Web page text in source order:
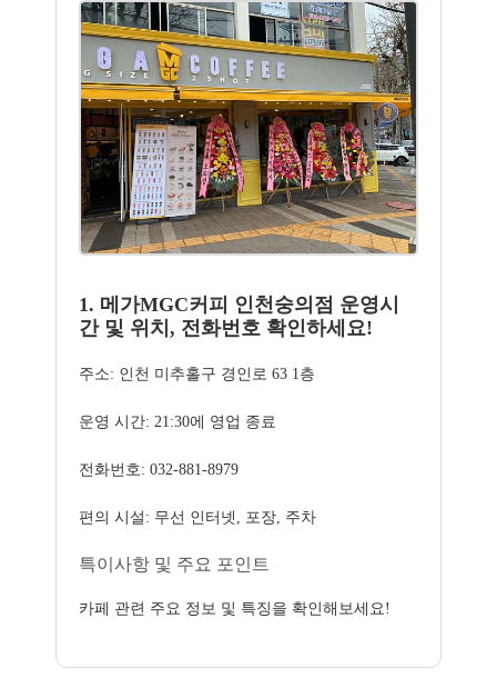
1. 메가MGC커피 인천숭의점 운영시
간 및 위치, 전화번호 확인하세요!
주소: 인천 미추홀구 경인로 63 1층
운영 시간: 21:30에 영업 종료
전화번호: 032-881-8979
편의 시설: 무선 인터넷, 포장, 주차
특이사항 및 주요 포인트
카페 관련 주요 정보 및 특징을 확인해보세요!